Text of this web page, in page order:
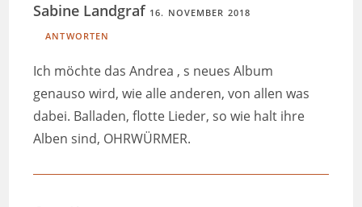
Sabine Landgraf 16. NOVEMBER 2018
ANTWORTEN
Ich möchte das Andrea ‚ s neues Album
genauso wird, wie alle anderen, von allen was
dabei. Balladen, flotte Lieder, so wie halt ihre
Alben sind, OHRWÜRMER.